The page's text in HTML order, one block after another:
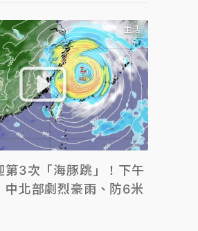
生活
第3次「海豚跳」！下午
北部劇烈豪雨、防6米